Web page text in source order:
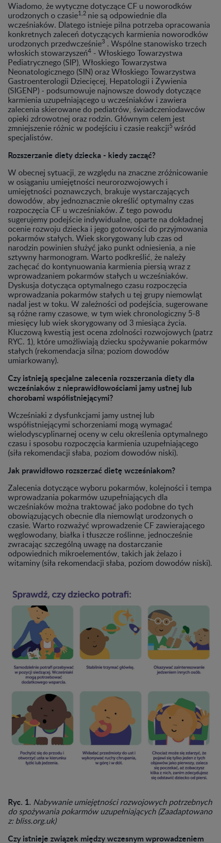
Wiadomo, że wytyczne dotyczące CF u noworodków
urodzonych o czasie1,2 nie są odpowiednie dla
wcześniaków. Dlatego istnieje pilna potrzeba opracowania
konkretnych zaleceń dotyczących karmienia noworodków
urodzonych przedwcześnie3 . Wspólne stanowisko trzech
włoskich stowarzyszeń4 - Włoskiego Towarzystwa
Pediatrycznego (SIP), Włoskiego Towarzystwa
Neonatologicznego (SIN) oraz Włoskiego Towarzystwa
Gastroenterologii Dziecięcej, Hepatologii i Żywienia
(SIGENP) - podsumowuje najnowsze dowody dotyczące
karmienia uzupełniającego u wcześniaków i zawiera
zalecenia skierowane do pediatrów, świadczeniodawców
opieki zdrowotnej oraz rodzin. Głównym celem jest
zmniejszenie różnic w podejściu i czasie reakcji5wśród
specjalistów.
Rozszerzanie diety dziecka - kiedy zacząć?
W obecnej sytuacji, ze względu na znaczne zróżnicowanie
w osiąganiu umiejętności neurorozwojowych i
umiejętności poznawczych, brakuje wystarczających
dowodów, aby jednoznacznie określić optymalny czas
rozpoczęcia CF u wcześniaków. Z tego powodu
sugerujemy podejście indywidualne, oparte na dokładnej
ocenie rozwoju dziecka i jego gotowości do przyjmowania
pokarmów stałych. Wiek skorygowany lub czas od
narodzin powinien służyć jako punkt odniesienia, a nie
sztywny harmonogram. Warto podkreślić, że należy
zachęcać do kontynuowania karmienia piersią wraz z
wprowadzaniem pokarmów stałych u wcześniaków.
Dyskusja dotycząca optymalnego czasu rozpoczęcia
wprowadzania pokarmów stałych u tej grupy niemowląt
nadal jest w toku. W zależności od podejścia, sugerowane
są różne ramy czasowe, w tym wiek chronologiczny 5-8
miesięcy lub wiek skorygowany od 3 miesiąca życia.
Kluczową kwestią jest ocena zdolności rozwojowych (patrz
RYC. 1), które umożliwiają dziecku spożywanie pokarmów
stałych (rekomendacja silna; poziom dowodów
umiarkowany).
Czy istnieją specjalne zalecenia rozszerzania diety dla
wcześniaków z nieprawidłowościami jamy ustnej lub
chorobami współistniejącymi?
Wcześniaki z dysfunkcjami jamy ustnej lub
współistniejącymi schorzeniami mogą wymagać
wielodyscyplinarnej oceny w celu określenia optymalnego
czasu i sposobu rozpoczęcia karmienia uzupełniającego
(siła rekomendacji słaba, poziom dowodów niski).
Jak prawidłowo rozszerzać dietę wcześniakom?
Zalecenia dotyczące wyboru pokarmów, kolejności i tempa
wprowadzania pokarmów uzupełniających dla
wcześniaków można traktować jako podobne do tych
obowiązujących obecnie dla niemowląt urodzonych o
czasie. Warto rozważyć wprowadzenie CF zawierającego
węglowodany, białka i tłuszcze roślinne, jednocześnie
zwracając szczególną uwagę na dostarczanie
odpowiednich mikroelementów, takich jak żelazo i
witaminy (siła rekomendacji słaba, poziom dowodów niski).
Ryc. 1. Nabywanie umiejętności rozwojowych potrzebnych
do spożywania pokarmów uzupełniających (Zaadaptowano
z: bliss.org.uk)
Czy istnieje związek między wczesnym wprowadzeniem